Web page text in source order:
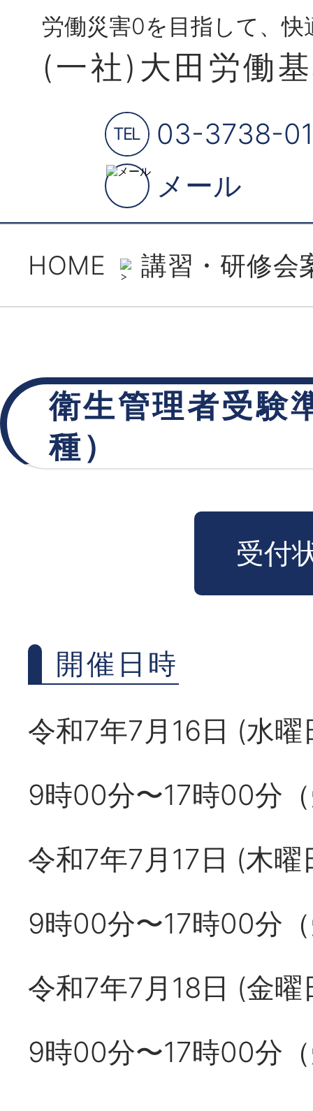
労働災害0を目指して、
(一社)大田労働
TEL
03-3738-
メール
HOME 講習・研修会
衛生管理者受験
種）
受付
開催日時
令和7年7月16日 (水
9時00分〜17時00分
令和7年7月17日 (木
9時00分〜17時00分
令和7年7月18日 (金
9時00分〜17時00分